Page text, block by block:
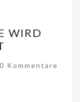
WIRD
Kommentare
0 Kommentare